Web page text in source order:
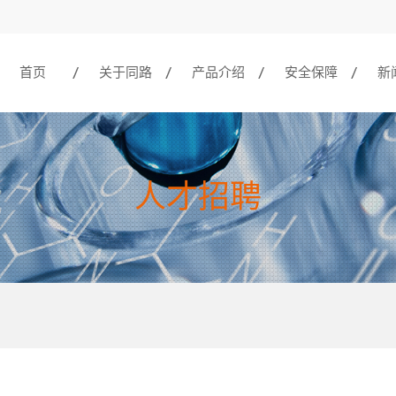
首页 关于同路 产品介绍 安全保障 新
人才招聘